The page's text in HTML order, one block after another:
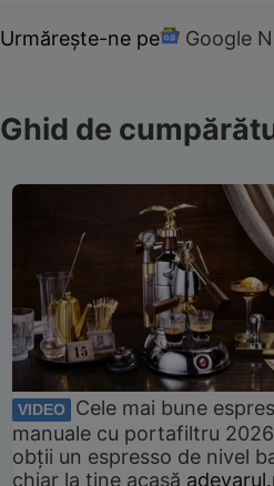
Urmărește-ne pe Google
Ghid de
VIDEO
Cele mai bune
manuale cu portafiltru
obții un espresso de nivel
chiar la tine acasă